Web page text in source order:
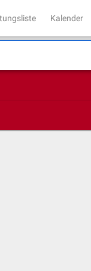
Kalender